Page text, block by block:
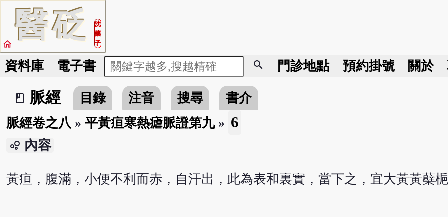
醫砭
沈
藥
子
home
資料庫 電子書 search 門診地點 預約掛號 關於
book_2
脈經 目錄 注音 搜尋
書介
脈經卷之八 » 平黃疸寒熱瘧脈證第九» 6
bubble_chart 內容
黃疸，腹滿，小便不利而赤，自汗出，此為表和裏實，當下之，宜大黃黃蘗梔